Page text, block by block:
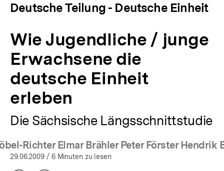
Einheit
Deutsche
Teilung
Deutsche
Einheit
bpb.de
Deutsche Teilung - Deutsche Einheit
Wie Jugendliche / junge
Erwachsene die
deutsche Einheit
erleben
Die Sächsische Längsschnittstudie
Richter Elmar Brähler Peter Förster Hendrik
29.06.2009 / 6 Minuten zu lesen